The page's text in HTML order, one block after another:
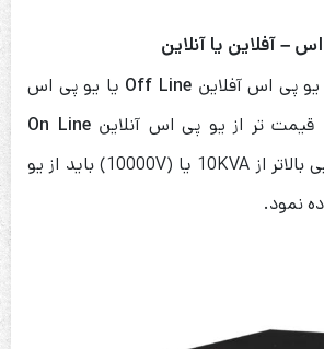
– آفلاین یا آنلاین
یو پی اس آفلاینOff Line یا یو پی اس
قیمت تر از یو پی اس آنلاینOn Line
هستند. در توان هایی بالاتر از 10KVA یا (10000V) باید از یو
نمود.